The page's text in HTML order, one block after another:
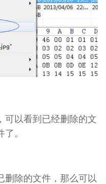
可以看到已经删除的文
。
删除的文件，那么可以